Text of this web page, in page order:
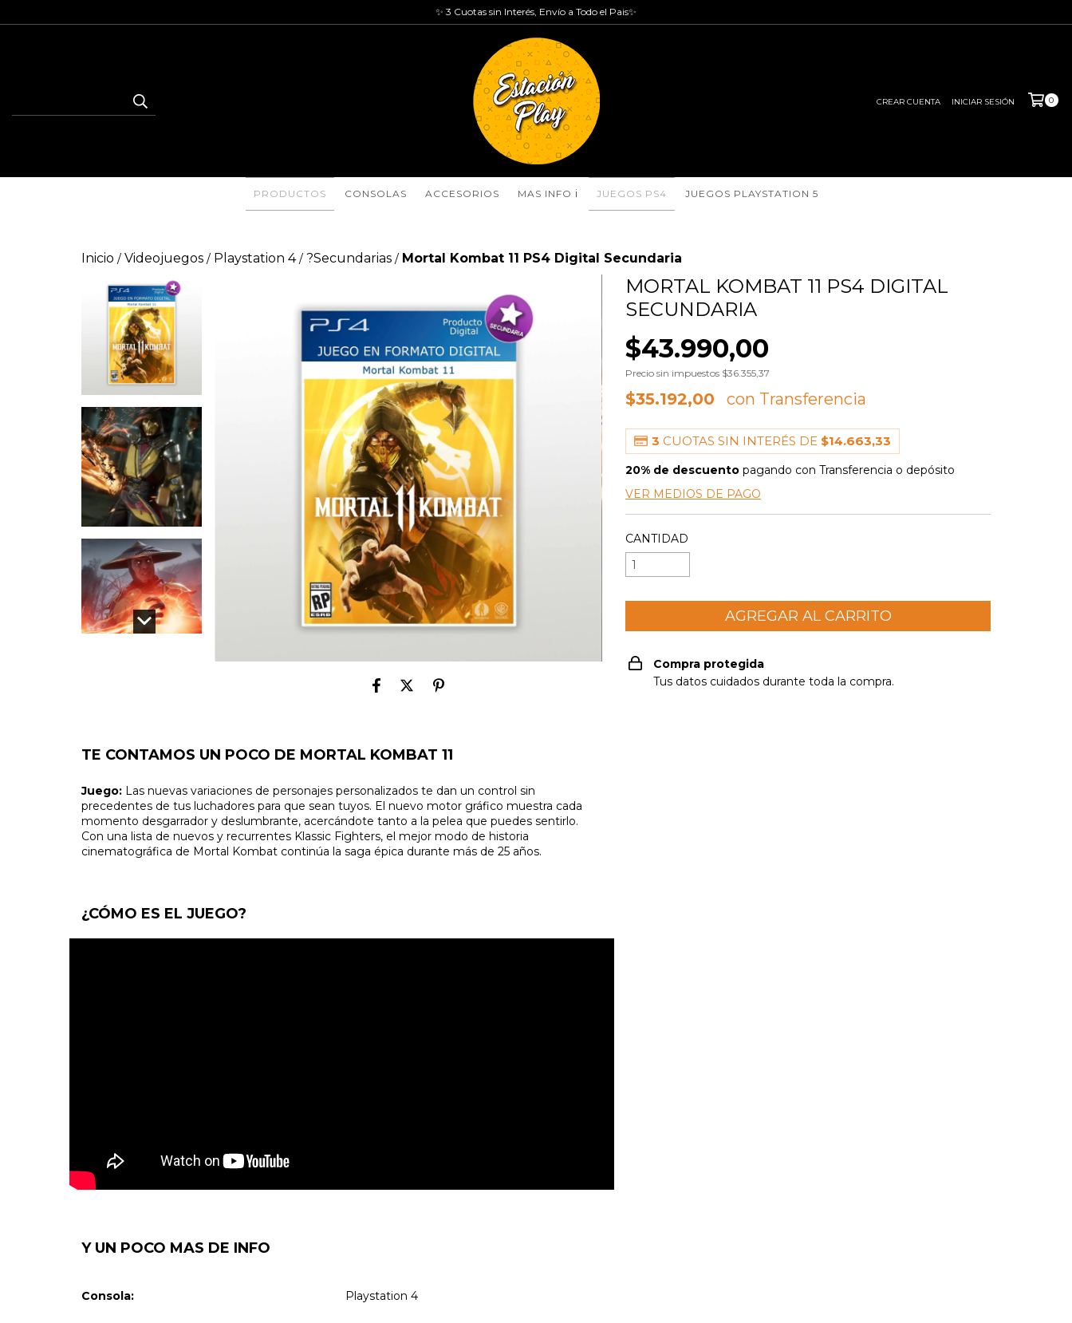
✨ 3 Cuotas sin Interés, Envío a Todo el Pais✨
CREAR CUENTA INICIAR SESIÓN 0
PRODUCTOS CONSOLAS ACCESORIOS MAS INFO ℹ️ JUEGOS PS4 JUEGOS PLAYSTATION 5
Inicio / Videojuegos / Playstation 4 / ?Secundarias / Mortal Kombat 11 PS4 Digital Secundaria
TE CONTAMOS UN POCO DE MORTAL KOMBAT 11
Juego: Las nuevas variaciones de personajes personalizados te dan un control sin
precedentes de tus luchadores para que sean tuyos. El nuevo motor gráfico muestra cada
momento desgarrador y deslumbrante, acercándote tanto a la pelea que puedes sentirlo.
Con una lista de nuevos y recurrentes Klassic Fighters, el mejor modo de historia
cinematográfica de Mortal Kombat continúa la saga épica durante más de 25 años.
¿CÓMO ES EL JUEGO?
Y UN POCO MAS DE INFO
Consola: Playstation 4
MORTAL KOMBAT 11 PS4 DIGITAL
SECUNDARIA
$43.990,00
Precio sin impuestos $36.355,37
$35.192,00
3 CUOTAS SIN INTERÉS DE $14.663,33
20% de descuento pagando con Transferencia o depósito
VER MEDIOS DE PAGO
CANTIDAD
Compra protegida
Tus datos cuidados durante toda la compra.